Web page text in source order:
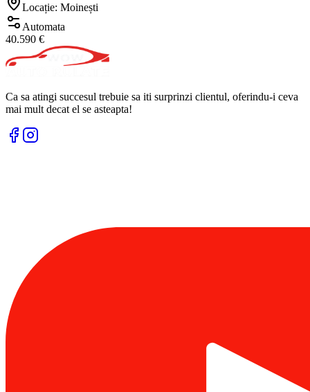
Locație: Moinești
Automata
40.590 €
Ca sa atingi succesul trebuie sa iti surprinzi clientul, oferindu-i ceva
mai mult decat el se asteapta!